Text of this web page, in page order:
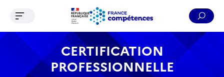
Contenu Recherche Menu Pied de page
Ouvrir le menu de navigation
CERTIFICATION
PROFESSIONNELLE